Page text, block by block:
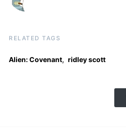
RELATED TAGS
Alien: Covenant, ridley scott